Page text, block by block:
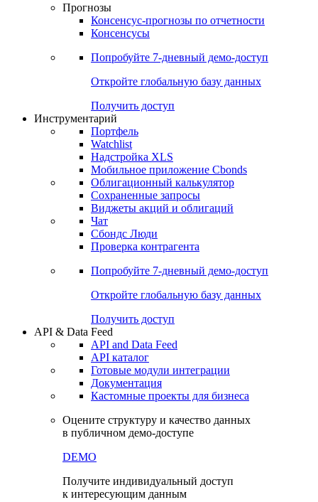
Прогнозы
Консенсус-прогнозы по отчетности
Консенсусы
Попробуйте 7-дневный демо-доступ
Откройте глобальную базу данных
Получить доступ
Инструментарий
Портфель
Watchlist
Надстройка XLS
Мобильное приложение Cbonds
Облигационный калькулятор
Сохраненные запросы
Виджеты акций и облигаций
Чат
Сбондс Люди
Проверка контрагента
Попробуйте 7-дневный демо-доступ
Откройте глобальную базу данных
Получить доступ
API & Data Feed
API and Data Feed
API каталог
Готовые модули интеграции
Документация
Кастомные проекты для бизнеса
Оцените структуру и качество данных
в публичном демо-доступе
DEMO
Получите индивидуальный доступ
к интересующим данным